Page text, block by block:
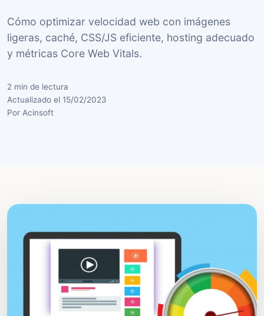
Cómo optimizar velocidad web con imágenes
ligeras, caché, CSS/JS eficiente, hosting adecuado
y métricas Core Web Vitals.
2 min de lectura
Actualizado el 15/02/2023
Por Acinsoft